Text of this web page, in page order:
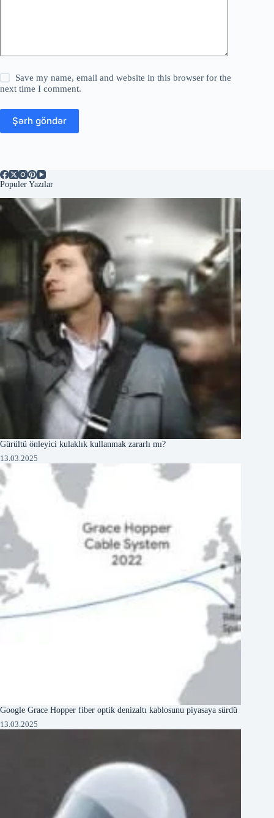
Save my name, email and website in this browser for the
next time I comment.
Şərh göndər
Populer Yazılar
Gürültü önleyici kulaklık kullanmak zararlı mı?
13.03.2025
Google Grace Hopper fiber optik denizaltı kablosunu piyasaya sürdü
13.03.2025